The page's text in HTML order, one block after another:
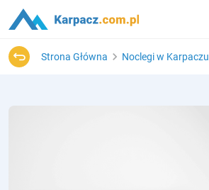
Strona Główna Noclegi w Karpaczu